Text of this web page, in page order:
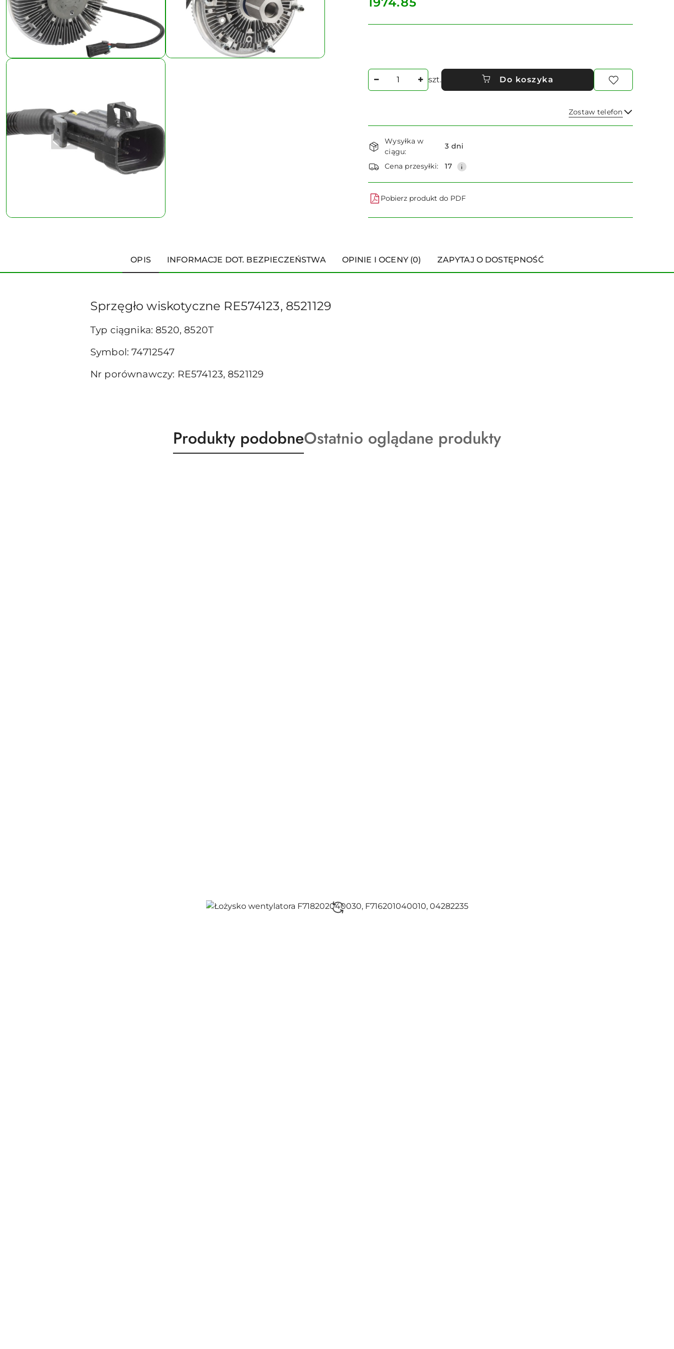
Ilość
szt. Do koszyka
Zostaw telefon
Wyślij
Dostępność
i
dostawa
Wysyłka w
ciągu:
3 dni
Cena przesyłki: 17
Pobierz produkt do PDF
OPIS INFORMACJE DOT. BEZPIECZEŃSTWA OPINIE I OCENY (0) ZAPYTAJ O DOSTĘPNOŚĆ
Sprzęgło wiskotyczne RE574123, 8521129
Typ ciągnika: 8520, 8520T
Symbol: 74712547
Nr porównawczy: RE574123, 8521129
Produkty
o
Produkty podobneProdukty
o
Ostatnio oglądane produkty